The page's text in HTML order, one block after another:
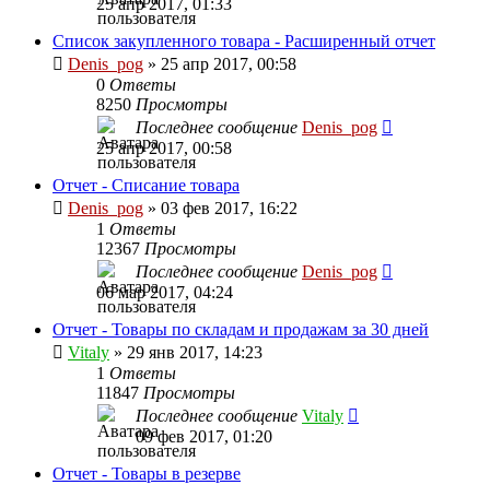
Список закупленного товара - Расширенный отчет
Denis_pog » 25 апр 2017, 00:58
0 Ответы
8250 Просмотры
Последнее сообщение Denis_pog
25 апр 2017, 00:58
Отчет - Списание товара
Denis_pog » 03 фев 2017, 16:22
1 Ответы
12367 Просмотры
Последнее сообщение Denis_pog
06 мар 2017, 04:24
Отчет - Товары по складам и продажам за 30 дней
Vitaly » 29 янв 2017, 14:23
1 Ответы
11847 Просмотры
Последнее сообщение Vitaly
09 фев 2017, 01:20
Отчет - Товары в резерве